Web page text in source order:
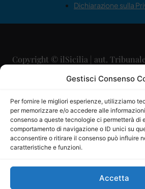
Gestisci Consenso
Per fornire le migliori esperienze, utilizziamo
per memorizzare e/o accedere alle
consenso a queste tecnologie ci permetterà di
comportamento di navigazione o ID unici su
acconsentire o ritirare il consenso può influire
caratteristiche e funzioni.
Accetta
Dichiarazione sulla
Copyright © ilSicilia | aut. Tribunale
29/09/2015
Direttore Editoriale:
Direttore Responsabile:
P.IVA: 06334930820